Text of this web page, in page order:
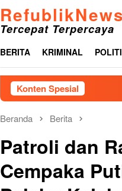
RefublikNews
Tercepat Terpercaya
BERITA KRIMINAL
Konten Spesial
Beranda Berita
Patroli dan
Cempaka